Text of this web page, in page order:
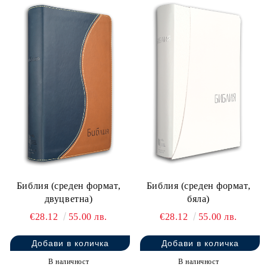
През 2021 г. се навършиха 150 г. от
първото печатно издаване на цялата
Библия на съвременен български език.
Това е събитие, епохално по своята
същност и значимост, оказало
изключително влияние върху българската
култура, език и национално съзнание.
Цариградската Библия (станала по-късно
известна като „Славейкова”) излиза от
печат през 1871 г., след няколкогодишен
Алберт Лонг, Христодул Костович Сичан-
(днешен Истанбул). Наред с църковното и
духовно значение за българския народ,
тази Библия изиграва основополагаща
Библия (среден формат,
двуцветна)
€28.12
55.00 лв.
В наличност
Библия (среден формат,
бяла)
€28.12
55.00 лв.
В наличност